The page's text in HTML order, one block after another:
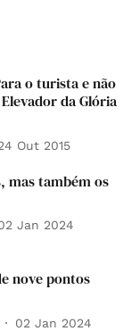
o turista e não
da Glória
Out 2015
mas também os
Jan 2024
nove pontos
02 Jan 2024